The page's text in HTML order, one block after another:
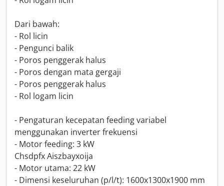
Dari bawah:
- Rol licin
- Pengunci balik
- Poros penggerak halus
- Poros dengan mata gergaji
- Poros penggerak halus
- Rol logam licin
- Pengaturan kecepatan feeding variabel
menggunakan inverter frekuensi
- Motor feeding: 3 kW
Chsdpfx Aiszbayxoija
- Motor utama: 22 kW
- Dimensi keseluruhan (p/l/t): 1600x1300x1900 mm